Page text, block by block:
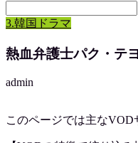
3.韓国ドラマ
熱血弁護士パク・テ
admin
このページでは主なVOD